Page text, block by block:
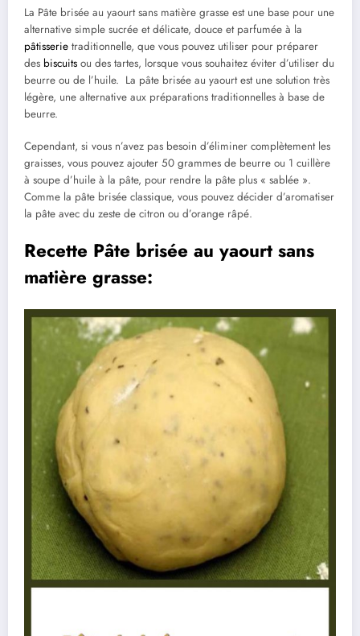
La Pâte brisée au yaourt sans matière grasse est une base pour une
alternative simple sucrée et délicate, douce et parfumée à la
pâtisserie traditionnelle, que vous pouvez utiliser pour préparer
des biscuits ou des tartes, lorsque vous souhaitez éviter d’utiliser du
beurre ou de l’huile. La pâte brisée au yaourt est une solution très
légère, une alternative aux préparations traditionnelles à base de
beurre.
Cependant, si vous n’avez pas besoin d’éliminer complètement les
graisses, vous pouvez ajouter 50 grammes de beurre ou 1 cuillère
à soupe d’huile à la pâte, pour rendre la pâte plus « sablée ».
Comme la pâte brisée classique, vous pouvez décider d’aromatiser
la pâte avec du zeste de citron ou d’orange râpé.
Recette Pâte brisée au yaourt sans
matière grasse: